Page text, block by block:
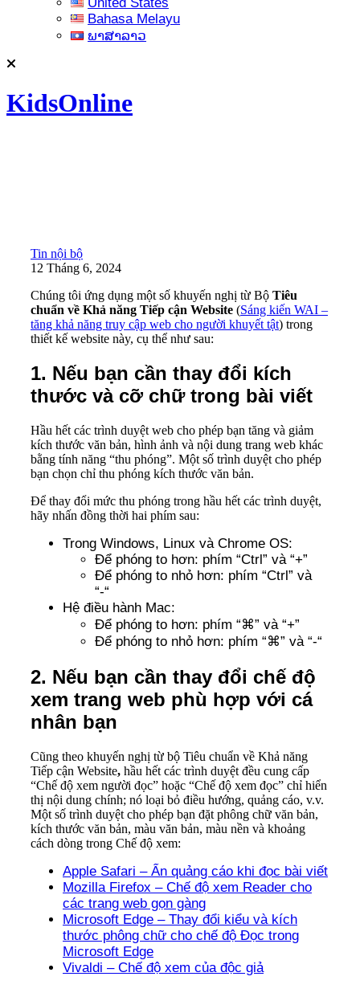
Bahasa Melayu
ພາສາລາວ
KidsOnline
Tin nội bộ
12 Tháng 6, 2024
Chúng tôi ứng dụng một số khuyến nghị từ Bộ Tiêu
chuẩn về Khả năng Tiếp cận Website (Sáng kiến WAI –
tăng khả năng truy cập web cho người khuyết tật) trong
thiết kế website này, cụ thể như sau:
1. Nếu bạn cần thay đổi kích
thước và cỡ chữ trong bài viết
Hầu hết các trình duyệt web cho phép bạn tăng và giảm
kích thước văn bản, hình ảnh và nội dung trang web khác
bằng tính năng “thu phóng”. Một số trình duyệt cho phép
bạn chọn chỉ thu phóng kích thước văn bản.
Để thay đổi mức thu phóng trong hầu hết các trình duyệt,
hãy nhấn đồng thời hai phím sau:
Trong Windows, Linux và Chrome OS:
Để phóng to hơn: phím “Ctrl” và “+”
Để phóng to nhỏ hơn: phím “Ctrl” và
“-“
Hệ điều hành Mac:
Để phóng to hơn: phím “⌘” và “+”
Để phóng to nhỏ hơn: phím “⌘” và “-“
2. Nếu bạn cần thay đổi chế độ
xem trang web phù hợp với cá
nhân bạn
Cũng theo khuyến nghị từ bộ Tiêu chuẩn về Khả năng
Tiếp cận Website, hầu hết các trình duyệt đều cung cấp
“Chế độ xem người đọc” hoặc “Chế độ xem đọc” chỉ hiển
thị nội dung chính; nó loại bỏ điều hướng, quảng cáo, v.v.
Một số trình duyệt cho phép bạn đặt phông chữ văn bản,
kích thước văn bản, màu văn bản, màu nền và khoảng
cách dòng trong Chế độ xem:
Apple Safari – Ẩn quảng cáo khi đọc bài viết
Mozilla Firefox – Chế độ xem Reader cho
các trang web gọn gàng
Microsoft Edge – Thay đổi kiểu và kích
thước phông chữ cho chế độ Đọc trong
Microsoft Edge
Vivaldi – Chế độ xem của độc giả